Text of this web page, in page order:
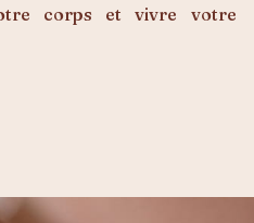
corps et vivre votre